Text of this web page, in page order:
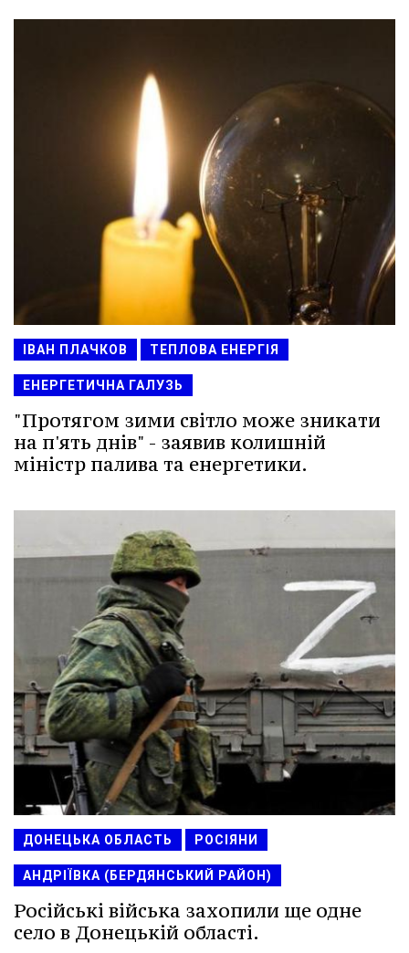
ІВАН ПЛАЧКОВ ТЕПЛОВА ЕНЕРГІЯ
ЕНЕРГЕТИЧНА ГАЛУЗЬ
"Протягом зими світло може зникати
на п'ять днів" - заявив колишній
міністр палива та енергетики.
ДОНЕЦЬКА ОБЛАСТЬ РОСІЯНИ
АНДРІЇВКА (БЕРДЯНСЬКИЙ РАЙОН)
Російські війська захопили ще одне
село в Донецькій області.